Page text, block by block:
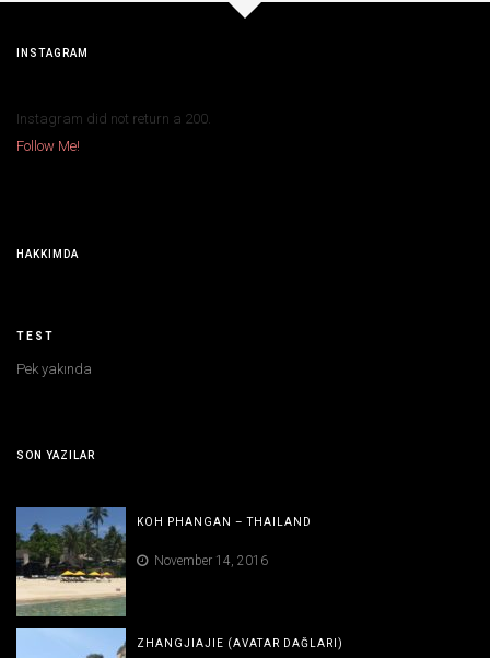
INSTAGRAM
Instagram did not return a 200.
Follow Me!
HAKKIMDA
TEST
Pek yakında
SON YAZILAR
KOH PHANGAN – THAILAND
November 14, 2016
ZHANGJIAJIE (AVATAR DAĞLARI)